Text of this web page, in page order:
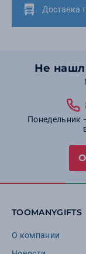
Доставка
Не
Понедельник
TOOMANYGIFTS
О компании